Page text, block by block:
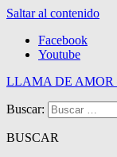
Saltar al contenido
Facebook
Youtube
LLAMA DE
Blog de la Llama de
Buscar:
BUSCAR